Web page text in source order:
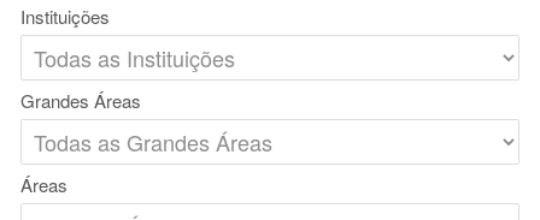
Instituições
Grandes Áreas
Áreas